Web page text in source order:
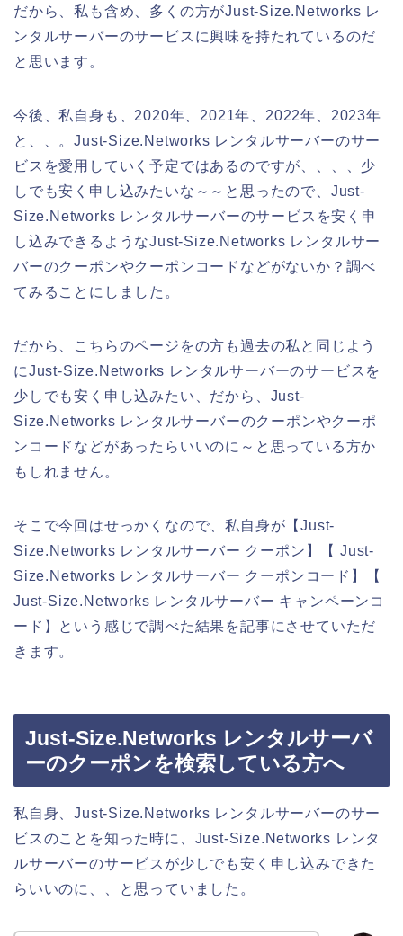
だから、私も含め、多くの方がJust-Size.Networks レ
ンタルサーバーのサービスに興味を持たれているのだ
と思います。
今後、私自身も、2020年、2021年、2022年、2023年
と、、。Just-Size.Networks レンタルサーバーのサー
ビスを愛用していく予定ではあるのですが、、、、少
しでも安く申し込みたいな～～と思ったので、Just-
Size.Networks レンタルサーバーのサービスを安く申
し込みできるようなJust-Size.Networks レンタルサー
バーのクーポンやクーポンコードなどがないか？調べ
てみることにしました。
だから、こちらのページをの方も過去の私と同じよう
にJust-Size.Networks レンタルサーバーのサービスを
少しでも安く申し込みたい、だから、Just-
Size.Networks レンタルサーバーのクーポンやクーポ
ンコードなどがあったらいいのに～と思っている方か
もしれません。
そこで今回はせっかくなので、私自身が【Just-
Size.Networks レンタルサーバー クーポン】【 Just-
Size.Networks レンタルサーバー クーポンコード】【
Just-Size.Networks レンタルサーバー キャンペーンコ
ード】という感じで調べた結果を記事にさせていただ
きます。
Just-Size.Networks レンタルサーバ
ーのクーポンを検索している方へ
私自身、Just-Size.Networks レンタルサーバーのサー
ビスのことを知った時に、Just-Size.Networks レンタ
ルサーバーのサービスが少しでも安く申し込みできた
らいいのに、、と思っていました。